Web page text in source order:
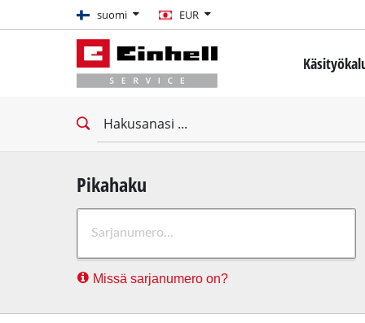
suomi
suomi EUR
EUR
GBP
CZK
Poravasarat
Pikahaku
Missä sarjanumero on?